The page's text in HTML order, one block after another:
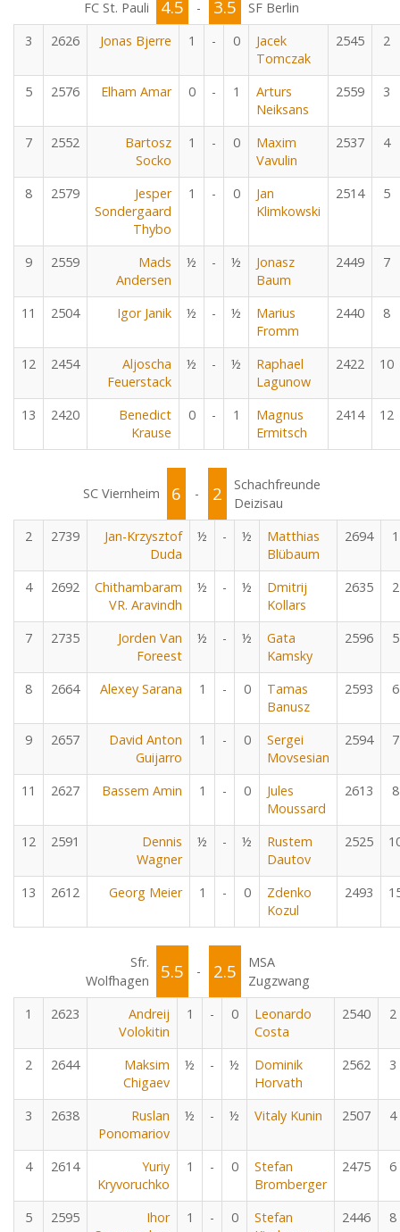
FC St. Pauli 4.5 - 3.5
SF Berlin
3
2626 Jonas Bjerre 1 - 0
Jacek
Tomczak
2545 2
5 2576 Elham Amar 0 - 1
Arturs
Neiksans
2559 3
7 2552
Bartosz
Socko
1 - 0
Maxim
Vavulin
2537 4
8 2579
Jesper
Sondergaard
Thybo
1 - 0
Jan
Klimkowski
2514 5
9 2559
Mads
Andersen
½ - ½
Jonasz
Baum
2449 7
11 2504 Igor Janik ½ - ½
Marius
Fromm
2440 8
12 2454
Aljoscha
Feuerstack
½ - ½
Raphael
Lagunow
2422 10
13 2420
Benedict
Krause
0 - 1
Magnus
Ermitsch
2414 12
SC Viernheim 6 - 2
Schachfreunde
Deizisau
2
2739
Jan-Krzysztof
Duda
½ - ½
Matthias
Blübaum
2694 1
4 2692
Chithambaram
VR. Aravindh
½ - ½
Dmitrij
Kollars
2635 2
7 2735
Jorden Van
Foreest
½ - ½
Gata
Kamsky
2596 5
8 2664 Alexey Sarana 1 - 0
Tamas
Banusz
2593 6
9 2657
David Anton
Guijarro
1 - 0
Sergei
Movsesian
2594 7
11 2627 Bassem Amin 1 - 0
Jules
Moussard
2613 8
12 2591
Dennis
Wagner
½ - ½
Rustem
Dautov
2525
13 2612 Georg Meier 1 - 0
Zdenko
Kozul
2493
Sfr.
Wolfhagen
5.5 - 2.5
MSA
Zugzwang
1
2623
Andreij
Volokitin
1 - 0
Leonardo
Costa
2540 2
2 2644
Maksim
Chigaev
½ - ½
Dominik
Horvath
2562 3
3 2638
Ruslan
Ponomariov
½ - ½ Vitaly Kunin 2507 4
4 2614
Yuriy
Kryvoruchko
1 - 0
Stefan
Bromberger
2475 6
5 2595
Ihor
1 - 0
Stefan
2446 8